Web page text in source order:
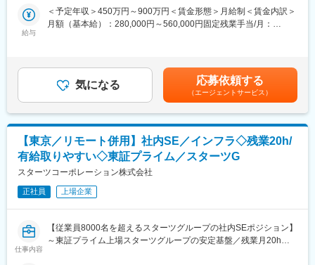
できます。
■同社の特徴：
カチタスは中古住宅の買取再販で12年連続No.1（リフォーム産業
新聞調べ）。東証プライム上場・ニトリHDとの資本業務提携を基
盤に、グループ累計販売は10万棟（2025年8月）に到達しまし
た。
いま私たちが進めているのは、開発を外部ベンダーに丸投げせ
ず、自分たちの手でつくる内製DXです。その中核としてAWSを基
盤としたクラウドインフラでの統合プラットフォーム構築やデー
変更の範囲：会社の定める業務
その中核となるのがクラウド基盤の刷新です。既存オンプレ環境
からAWSへの移行や基幹システムの再構築に向け、安定した運用
・AWS環境の構築・運用（EC2, S3, Lambda 等）
・Pythonによる運用スクリプトの作成・改善
■本ポジションの魅力：
（1）大規模DXの基盤を設計：営業・バックオフィスを含めた業
務全体の統合プラットフォームを支えるインフラをゼロから設計
可能。
（2）クラウドネイティブ推進の中心：AWSを基盤としたスーパ
ーアプリ開発やデータ分析基盤の構築をリードし事業インパクト
の大きな仕事ができる。
（3）事業成長への直接貢献：プラットフォーム構築により生産性
向上・コスト削減を実現、事業目標「年間棟数10,000棟」達成に
給与
＜予定年収＞450万円～900万円＜賃金形態＞月給制＜賃金内訳＞
月額（基本給）：280,000円～560,000円固定残業手当/月：
賞与：年1回昇給：年1回賃金はあくまでも目安の金額であり、選
考を通じて上下する可能性があります。月給(月額)は固定手当を含
めた表記です。
気になる 応募依頼する
（エージェントサービス）
【東京／リモート併用】社内SE／インフラ◇残業20h/
有給取りやすい◇東証プライム／スターツG
スターツコーポレーション株式会社
正社員 上場企業
仕事内容
【従業員8000名を超えるスターツグループの社内SEポジション】
～東証プライム上場スターツグループの安定基盤／残業月20h程